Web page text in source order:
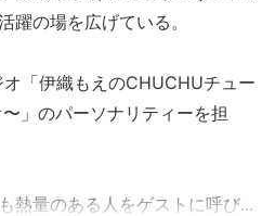
躍の場を広げている。
「伊織もえのCHUCHUチュー
」のパーソナリティーを担
熱量のある人をゲストに呼び...